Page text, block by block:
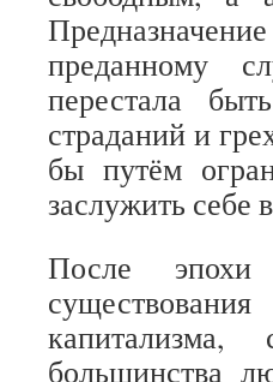
преданному
перестала
страданий и
бы путём
заслужить себе
После
большинства